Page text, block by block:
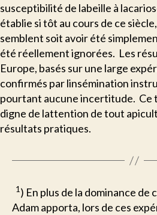
susceptibilité de labeille à
établie si tôt au cours de ce
semblent soit avoir été
été réellement ignorées. Les
Europe, basés sur une large
confirmés par linsémination
pourtant aucune incertitude. Ce
digne de lattention de tout
résultats pratiques.
1) En plus de la dominance de
Adam apporta, lors de ces